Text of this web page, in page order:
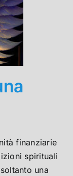
finanziarie
spirituali
una